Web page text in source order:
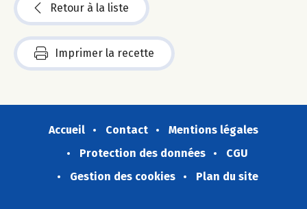
Retour à la liste
Imprimer la recette
Accueil Contact
Mentions légales
Protection des données
CGU
Gestion des cookies
Plan du site